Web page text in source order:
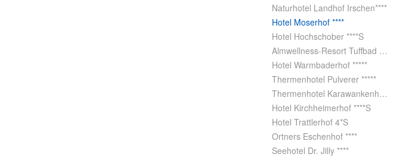
Naturhotel Landhof Irschen****
Hotel Moserhof ****
Hotel Hochschober ****S
Almwellness-Resort Tuffbad ****S
Hotel Warmbaderhof *****
Thermenhotel Pulverer *****
Thermenhotel Karawankenhof **** - Das Hotel der KärntenTherme
Hotel Kirchheimerhof ****S
Hotel Trattlerhof 4*S
Ortners Eschenhof ****
Seehotel Dr. Jilly ****